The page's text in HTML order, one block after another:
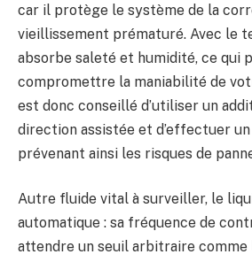
car il protège le système de la
vieillissement prématuré. Avec le
absorbe saleté et humidité, ce qui
compromettre la maniabilité de
est donc conseillé d’utiliser un
direction assistée et d’effectuer
prévenant ainsi les risques de
Autre fluide vital à surveiller, le
automatique : sa fréquence de
attendre un seuil arbitraire comme